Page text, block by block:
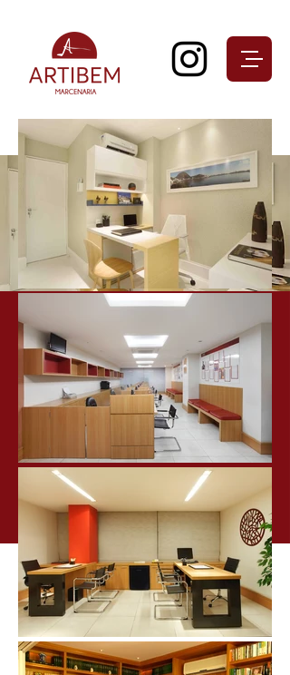
PROJETOS
EMPRESARIAIS
Em que tipo de ambiente você
gostaria que seu cliente fosse
cativado?
O melhor ambiente para o seu
cliente é a melhor opção!